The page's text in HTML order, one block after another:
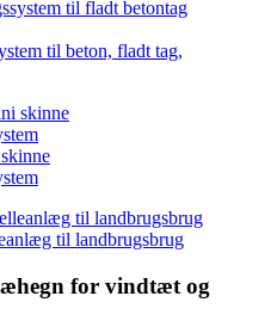
til beton, fladt tag,
til landbrugsbrug
for vindtæt og